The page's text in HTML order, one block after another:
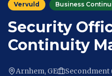
Vervuld Business
Security
Continuity
Arnhem, GE Secondment